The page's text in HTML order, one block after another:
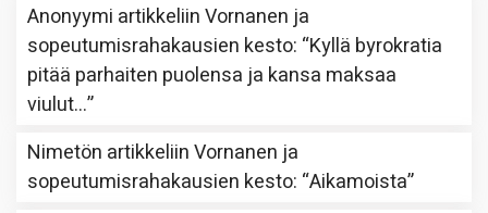
Anonyymi artikkeliinVornanen ja
sopeutumisrahakausien kesto: “Kyllä byrokratia
pitää parhaiten puolensa ja kansa maksaa
viulut…”
Nimetön artikkeliinVornanen ja
sopeutumisrahakausien kesto: “Aikamoista”